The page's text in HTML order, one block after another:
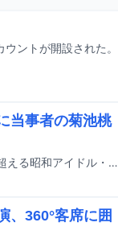
ントが開設された。
当事者の菊池桃
昭和アイドルのヒット曲が令和にどう聴かれているのかを分析する書籍「時代を超える昭和アイドル・ヒット 80年代編 サブスク・チャートと当事者秘話で新発見」が、本日3月26日に発売された。
、360°客席に囲